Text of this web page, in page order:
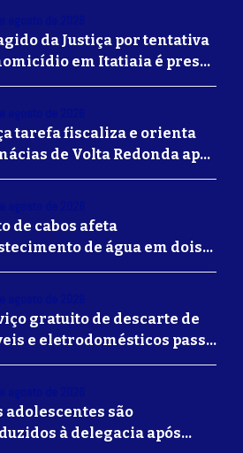
da Justiça por tentativa
em Itatiaia é preso
Redonda
tarefa fiscaliza e orienta
de Volta Redonda após
de falsificação de
de cabos afeta
de água em dois
de Volta Redonda
gratuito de descarte de
e eletrodomésticos passa
oferecido em Volta
adolescentes são
à delegacia após